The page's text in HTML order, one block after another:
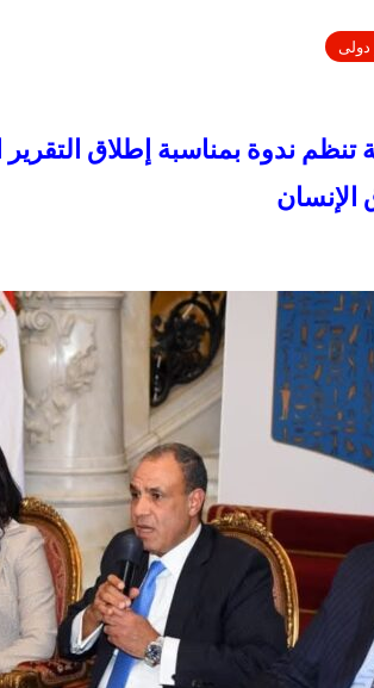
تنظم ندوة بمناسبة إطلاق التقرير
الإنسان